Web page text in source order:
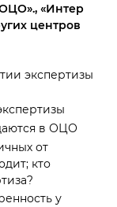
«Интер
центров
экспертизы
в ОЦО
от
кто
у